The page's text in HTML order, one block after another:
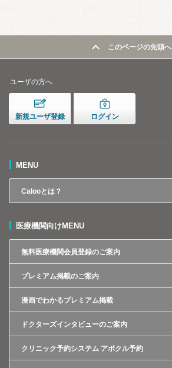
このページの先頭へ
ユーザの方へ
新規ユーザ登録 ログイン
MENU
Calooとは？
医療機関向けMENU
無料医療機関会員登録のご案内
プレミアム掲載のご案内
漫画でわかるプレミアム掲載
ドクターズインタビューのご案内
クリニック予約システム アポクル予約